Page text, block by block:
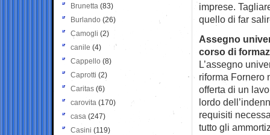
imprese.
quello di far
Assegno
corso di
L’assegno
riforma Fornero
offerta di un
lordo
requisiti
tutto gli
Brunetta (83)
Burlando (26)
Camogli (2)
canile (4)
Cappello (8)
Caprotti (2)
Caritas (6)
carovita (170)
casa (247)
Casini (119)